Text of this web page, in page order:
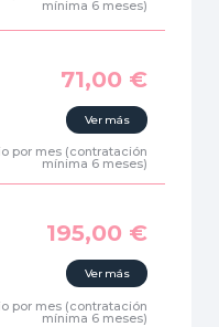
mínima 6 meses)
71,00 €
Ver más
por mes (contratación
mínima 6 meses)
195,00 €
Ver más
por mes (contratación
mínima 6 meses)